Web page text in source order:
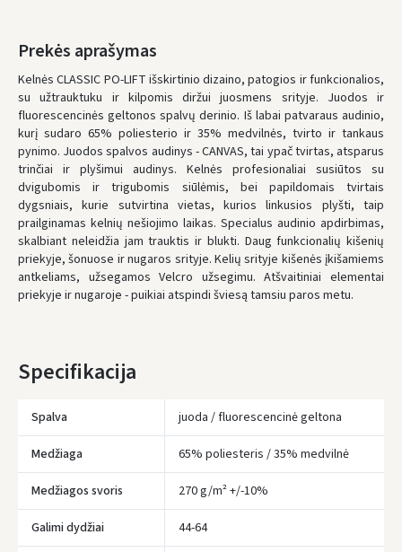
LP Express paštomatai
LP Express kurjeris- 4.00 €
Pirmadienį, Rugpjūčio 10 d.
UŽSAKYMUS NUO80 € PRISTATOME NEMOKAMAI!
IKI NEMOKAMO PRISTATYMO TRŪKSTA:80 €
* Pristatymo terminai yra preliminarūs ir gali priklausyti nuo kurjerių
užimtumo.
Prekės aprašymas
Kelnės CLASSIC PO-LIFT išskirtinio dizaino, patogios ir funkcionalios,
su užtrauktuku ir kilpomis diržui juosmens srityje. Juodos ir
fluorescencinės geltonos spalvų derinio. Iš labai patvaraus audinio,
kurį sudaro 65% poliesterio ir 35% medvilnės, tvirto ir tankaus
pynimo. Juodos spalvos audinys - CANVAS, tai ypač tvirtas, atsparus
trinčiai ir plyšimui audinys. Kelnės profesionaliai susiūtos su
dvigubomis ir trigubomis siūlėmis, bei papildomais tvirtais
dygsniais, kurie sutvirtina vietas, kurios linkusios plyšti, taip
prailginamas kelnių nešiojimo laikas. Specialus audinio apdirbimas,
skalbiant neleidžia jam trauktis ir blukti. Daug funkcionalių kišenių
priekyje, šonuose ir nugaros srityje. Kelių srityje kišenės įkišamiems
antkeliams, užsegamos Velcro užsegimu. Atšvaitiniai elementai
priekyje ir nugaroje - puikiai atspindi šviesą tamsiu paros metu.
Specifikacija
Spalva juoda / fluorescencinė geltona
Medžiaga 65% poliesteris / 35% medvilnė
Medžiagos svoris 270 g/m² +/-10%
Galimi dydžiai 44-64
Įvertinimas: